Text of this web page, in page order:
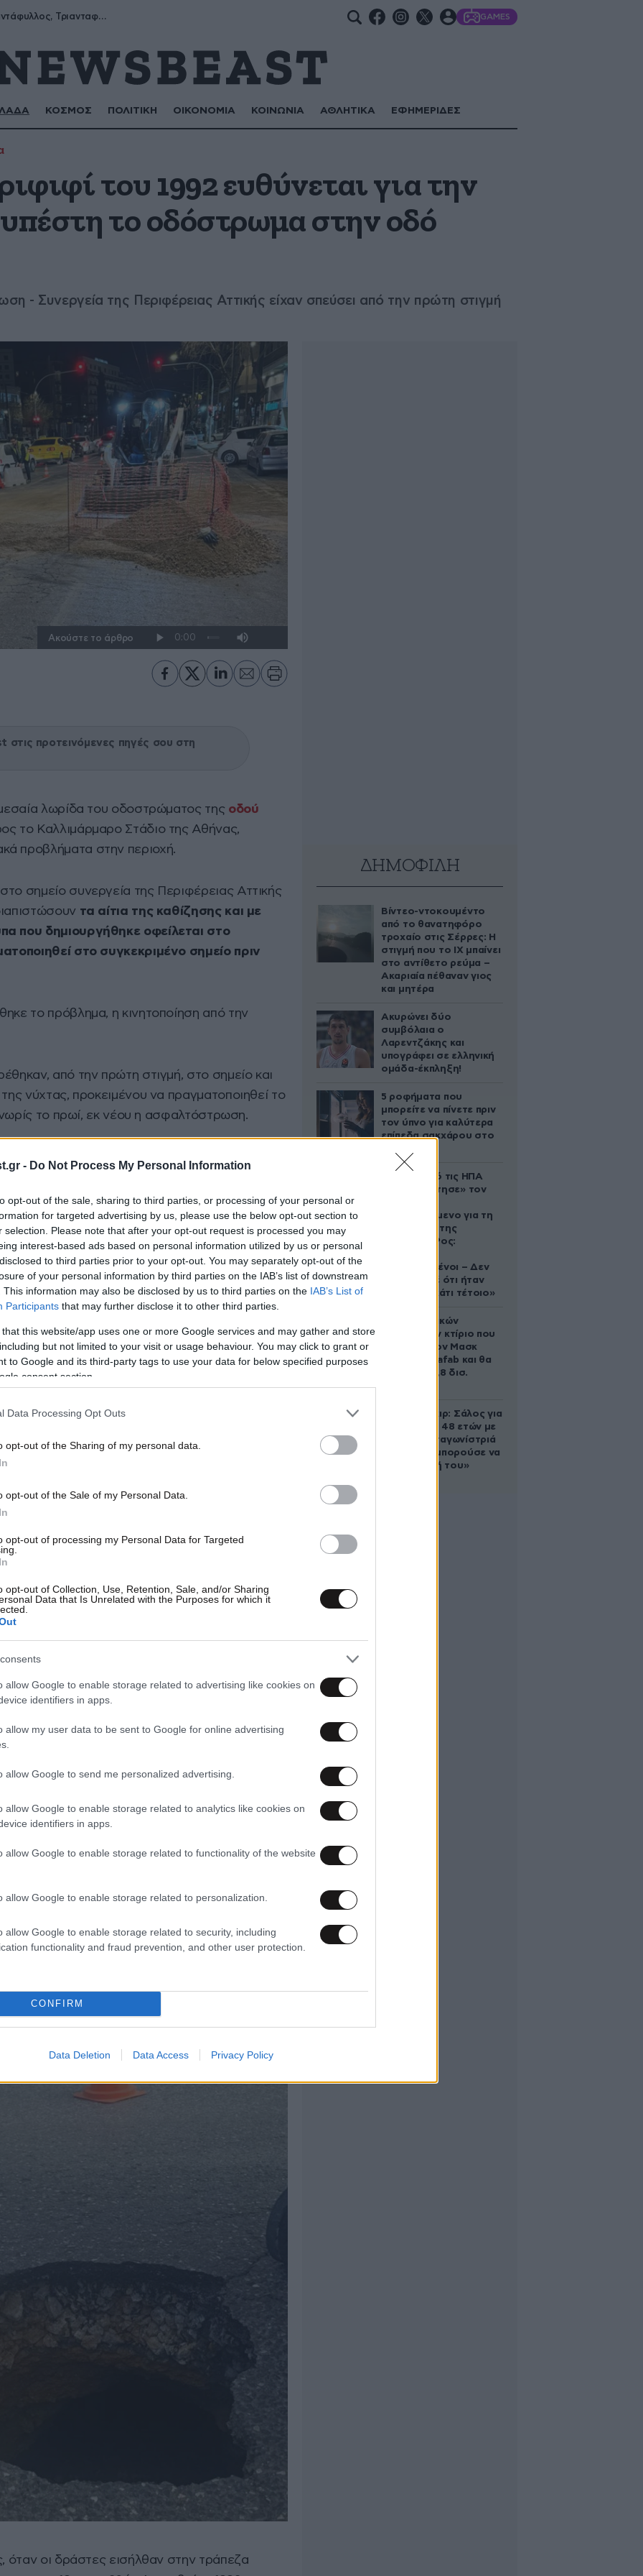
- Do Not Process My Personal Information
opt-out of the sale, sharing to third parties, or processing of your personal or
for targeted advertising by us, please use the below opt-out section to
selection. Please note that after your opt-out request is processed you may
interest-based ads based on personal information utilized by us or personal
to third parties prior to your opt-out. You may separately opt-out of the
of your personal information by third parties on the IAB’s list of downstream
This information may also be disclosed by us to third parties on the IAB’s List of
Participants that may further disclose it to other third parties.
that this website/app uses one or more Google services and may gather and store
but not limited to your visit or usage behaviour. You may click to grant or
to Google and its third-party tags to use your data for below specified purposes
consent section.
Data Processing Opt Outs
opt-out of the Sharing of my personal data.
opt-out of the Sale of my Personal Data.
opt-out of processing my Personal Data for Targeted
opt-out of Collection, Use, Retention, Sale, and/or Sharing
Data that Is Unrelated with the Purposes for which it
allow Google to enable storage related to advertising like cookies on
identifiers in apps.
allow my user data to be sent to Google for online advertising
allow Google to send me personalized advertising.
allow Google to enable storage related to analytics like cookies on
identifiers in apps.
allow Google to enable storage related to functionality of the website
allow Google to enable storage related to personalization.
allow Google to enable storage related to security, including
functionality and fraud prevention, and other user protection.
CONFIRM
Data Deletion Data Access Privacy Policy
Μύρων, Τριαντάφυλλος, Τριανταφυλλιά, Φυλλιώ, Ρόζα GAMES
ΚΟΣΜΟΣ ΠΟΛΙΤΙΚΗ ΟΙΚΟΝΟΜΙΑ ΚΟΙΝΩΝΙΑ ΑΘΛΗΤΙΚΑ ΕΦΗΜΕΡΙΔΕΣ
του 1992 ευθύνεται για την
το οδόστρωμα στην οδό
- Συνεργεία της Περιφέρειας Αττικής είχαν σπεύσει από την πρώτη στιγμή
Ακούστε το άρθρο
στις προτεινόμενες πηγές σου στη
λωρίδα του οδοστρώματος της οδού
το Καλλιμάρμαρο Στάδιο της Αθήνας,
προβλήματα στην περιοχή.
σημείο συνεργεία της Περιφέρειας Αττικής
τα αίτια της καθίζησης και με
που δημιουργήθηκε οφείλεται στο
στο συγκεκριμένο σημείο πριν
το πρόβλημα, η κινητοποίηση από την
από την πρώτη στιγμή, στο σημείο και
νύχτας, προκειμένου να πραγματοποιηθεί το
νωρίς το πρωί, εκ νέου η ασφαλτόστρωση.
του 1992, προπαραμονές Χριστουγέννων, οι
που εργάζονταν στο υποκατάστημα επί της
εκεί η Eurobank) διαπίστωσαν πως
θησαυροφυλάκιο όπου βρίσκονταν
ιδρύματος. Από τις 1.151 θυρίδες,
περιεχόμενό τους να έχει κλαπεί. Σύμφωνα
άγγιξε τα 5 δισεκατομμύρια
με τις θυρίδες, είχαν ανοίξει ένα τούνελ
Ιλισού, που περνά κάτω από την οδό
25 μέτρα και ήταν αριστοτεχνικά
αυτή διαδρομή είχαν τοποθετηθεί μέχρι και
που έβγαζε έξω τα μπάζα του
όσα συνέβαιναν. Μάλιστα, το σκάψιμο
και μήνες.
όταν οι δράστες εισήλθαν στην τράπεζα
ΔΗΜΟΦΙΛΗ
Βίντεο-ντοκουμέντο
από το θανατηφόρο
τροχαίο στις Σέρρες: Η
στιγμή που το ΙΧ μπαίνει
στο αντίθετο ρεύμα –
Ακαριαία πέθαναν γιος
και μητέρα
Ακυρώνει δύο
συμβόλαια ο
Λαρεντζάκης και
υπογράφει σε ελληνική
ομάδα-έκπληξη!
5 ροφήματα που
μπορείτε να πίνετε πριν
τον ύπνο για καλύτερα
επίπεδα σακχάρου στο
Ζευγάρι από τις ΗΠΑ
που «υιοθέτησε» τον
κατηγορούμενο για τη
δολοφονία της
Ελίζαμπεθ Ρος:
συντετριμμένοι – Δεν
έδειξε ποτέ ότι ήταν
ικανός για κάτι τέτοιο»
Το φαραωνικών
διαστάσεων κτίριο που
χτίζει ο Έλον Μασκ
λέγεται Terafab και θα
κοστίσει 16,8 δισ.
Ρίτσαρντ Γκιρ: Σάλος για
τη διαφορά 48 ετών με
τη συμπρωταγωνίστριά
του – «Θα μπορούσε να
είναι εγγονή του»